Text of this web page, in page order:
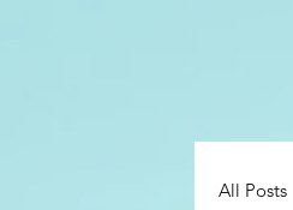
All Posts